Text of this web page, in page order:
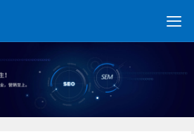

首页
网站建设
网站制作
关键词优化
朋友圈广告
竞价托管
网络营销
网络推广
软件开发
新媒体运营